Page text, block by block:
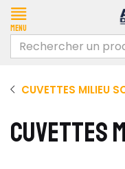
Menu
CUVETTES MILIEU
CUVETTES